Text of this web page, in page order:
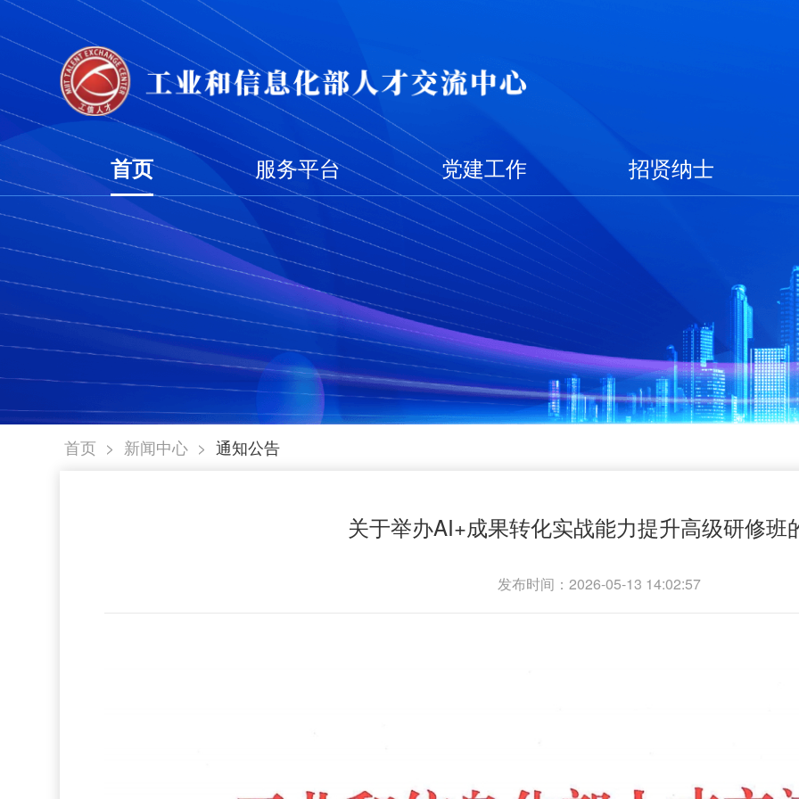
首页 服务平台 党建工作 招贤纳士
首页 > 新闻中心 > 通知公告
关于举办AI+成果转化实战能力提升高级研修班
发布时间：2026-05-13 14:02:57